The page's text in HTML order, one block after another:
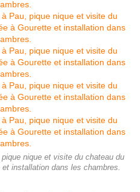
nique et visite du chateau du
installation dans les chambres.